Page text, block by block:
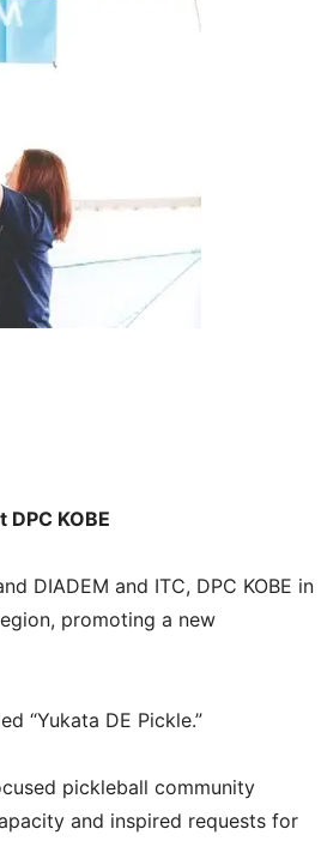
KOBE
DIADEM and ITC, DPC KOBE in
promoting a new
“Yukata DE Pickle.”
pickleball community
and inspired requests for